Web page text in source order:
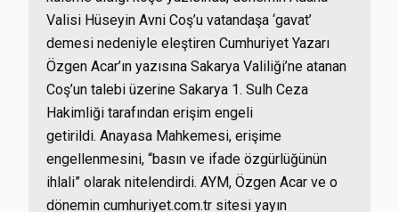
Valisi Hüseyin Avni Coş’u vatandaşa ‘gavat’
demesi nedeniyle eleştiren Cumhuriyet Yazarı
Özgen Acar’ın yazısına Sakarya Valiliği’ne atanan
Coş’un talebi üzerine Sakarya 1. Sulh Ceza
Hakimliği tarafından erişim engeli
getirildi. Anayasa Mahkemesi, erişime
engellenmesini, “basın ve ifade özgürlüğünün
ihlali” olarak nitelendirdi. AYM, Özgen Acar ve o
dönemin cumhuriyet.com.tr sitesi yayın